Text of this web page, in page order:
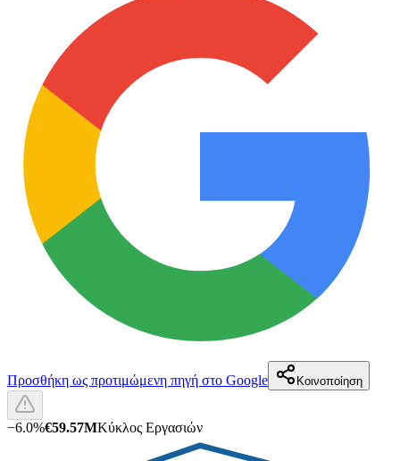
Προσθήκη ως προτιμώμενη πηγή στο Google Κοινοποίηση
−6.0%€59.57MΚύκλος Εργασιών